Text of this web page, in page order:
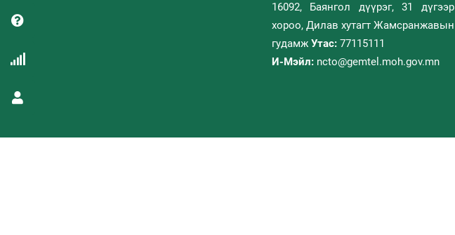
16092, Баянгол дүүрэг, 31 дүгээр
хороо, Дилав хутагт Жамсранжавын
гудамж Утас: 77115111
И-Мэйл: ncto@gemtel.moh.gov.mn